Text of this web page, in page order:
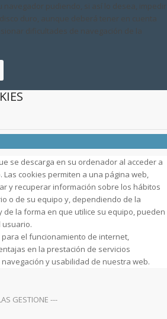
pudiendo, si así lo desea, impedir
duro, aunque deberá tener en cuenta
dificultades de navegación de la
se descarga en su ordenador al acceder a
cookies permiten a una página web,
y recuperar información sobre los hábitos
o de su equipo y, dependiendo de la
de la forma en que utilice su equipo, pueden
usuario.
el funcionamiento de internet,
en la prestación de servicios
y usabilidad de nuestra web.
GESTIONE ---